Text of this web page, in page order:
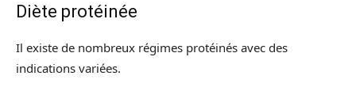
Diète protéinée
Il existe de nombreux régimes protéinés avec des
indications variées.